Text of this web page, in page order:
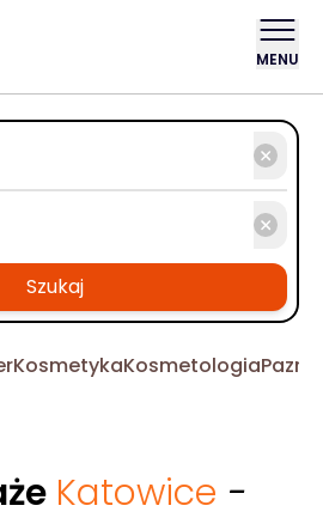
MENU
Szukaj
KosmetykaKosmetologia
Katowice -